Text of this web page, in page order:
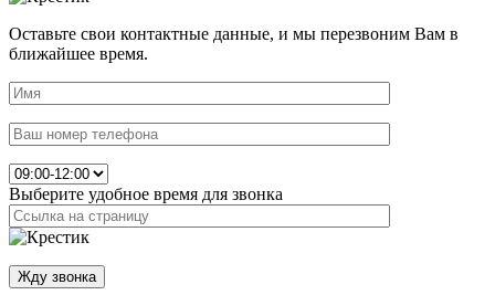
Оставьте свои контактные данные, и мы перезвоним Вам в
ближайшее время.
Выберите удобное время для звонка